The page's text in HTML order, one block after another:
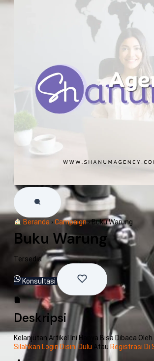
Beranda ›Campaign›Buku Warung
Buku Warung
Tersedia
Konsultasi
Deskripsi
Kelanjutan Artikel Ini Hanya Bisa Dibaca
Silahkan Login Disini Dulu Atau Registrasi Di